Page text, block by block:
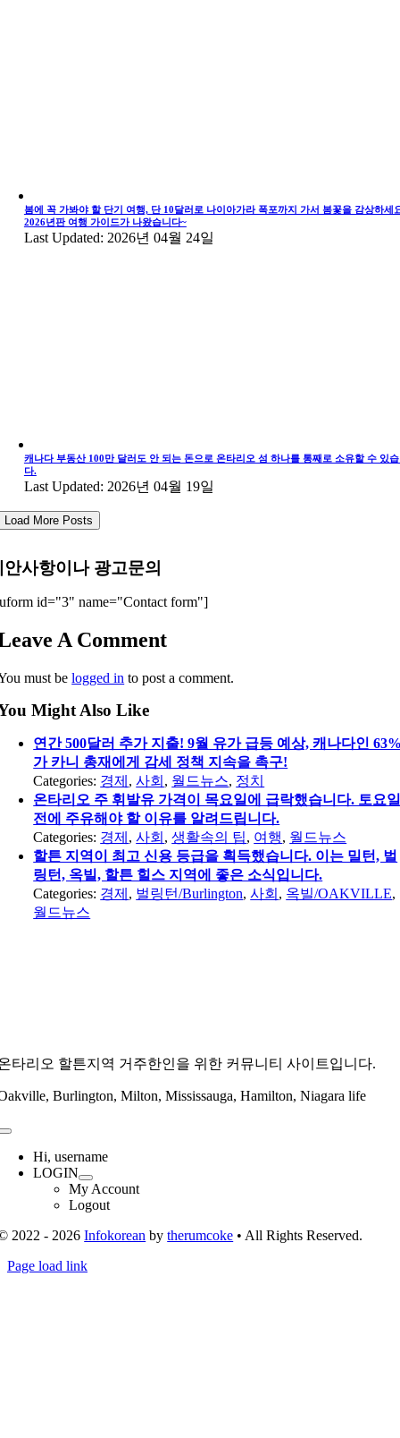
봄에 꼭 가봐야 할 단기 여행, 단 10달러로 나이아가라 폭포까지 가서 봄꽃을 감상하세
2026년판 여행 가이드가 나왔습니다~
Last Updated: 2026년 04월 24일
캐나다 부동산 100만 달러도 안 되는 돈으로 온타리오 섬 하나를 통째로 소유할 수 있
다.
Last Updated: 2026년 04월 19일
Load More Posts
안사항이나 광고문의
id="3" name="Contact form"]
A Comment
must belogged in to post a comment.
Might Also Like
연간 500달러 추가 지출! 9월 유가 급등 예상, 캐나다인
가 카니 총재에게 감세 정책 지속을 촉구!
Categories: 경제 ,사회 , 월드뉴스, 정치
온타리오 주 휘발유 가격이 목요일에 급락했습니다. 토요
전에 주유해야 할 이유를 알려드립니다.
Categories: 경제 ,사회 ,생활속의 팁, 여행, 월드뉴스
할튼 지역이 최고 신용 등급을 획득했습니다. 이는 밀턴, 벌
링턴, 옥빌, 할튼 힐스 지역에 좋은 소식입니다.
Categories: 경제 , 벌링턴/Burlington,사회 , 옥빌/OAKVILLE,
월드뉴스
타리오 할튼지역 거주한인을 위한 커뮤니티 사이트입니다.
Burlington, Milton, Mississauga, Hamilton, Niagara life
Toggle
NavigationHi, username
LOGIN
My Account
Logout
2022 - 2026Infokorean bytherumcoke • All Rights Reserved.
Toggle
Page load link